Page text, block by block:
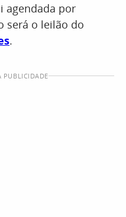
agendada por
será o leilão do
.
PUBLICIDADE